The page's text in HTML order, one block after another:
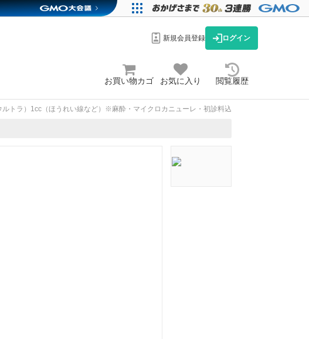
新規会員登録 ログイン
お買い物カゴ お気に入り 閲覧履歴
ルトラ）1cc（ほうれい線など）※麻酔・マイクロカニューレ・初診料込